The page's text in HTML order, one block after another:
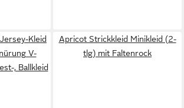
Kleid
V-
, Ballkleid
Apricot Strickkleid Minikleid (2-
tlg) mit Faltenrock